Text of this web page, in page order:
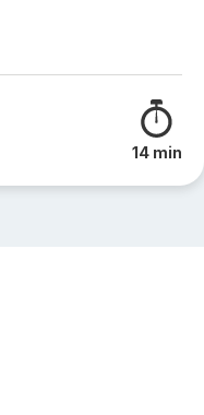
14 min